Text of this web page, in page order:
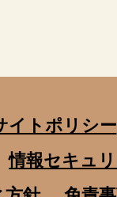
イトポリシー
情報セキュ